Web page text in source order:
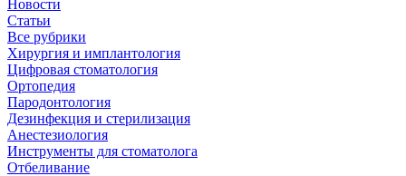
Новости
Статьи
Все рубрики
Хирургия и имплантология
Цифровая стоматология
Ортопедия
Пародонтология
Дезинфекция и стерилизация
Анестезиология
Инструменты для стоматолога
Отбеливание